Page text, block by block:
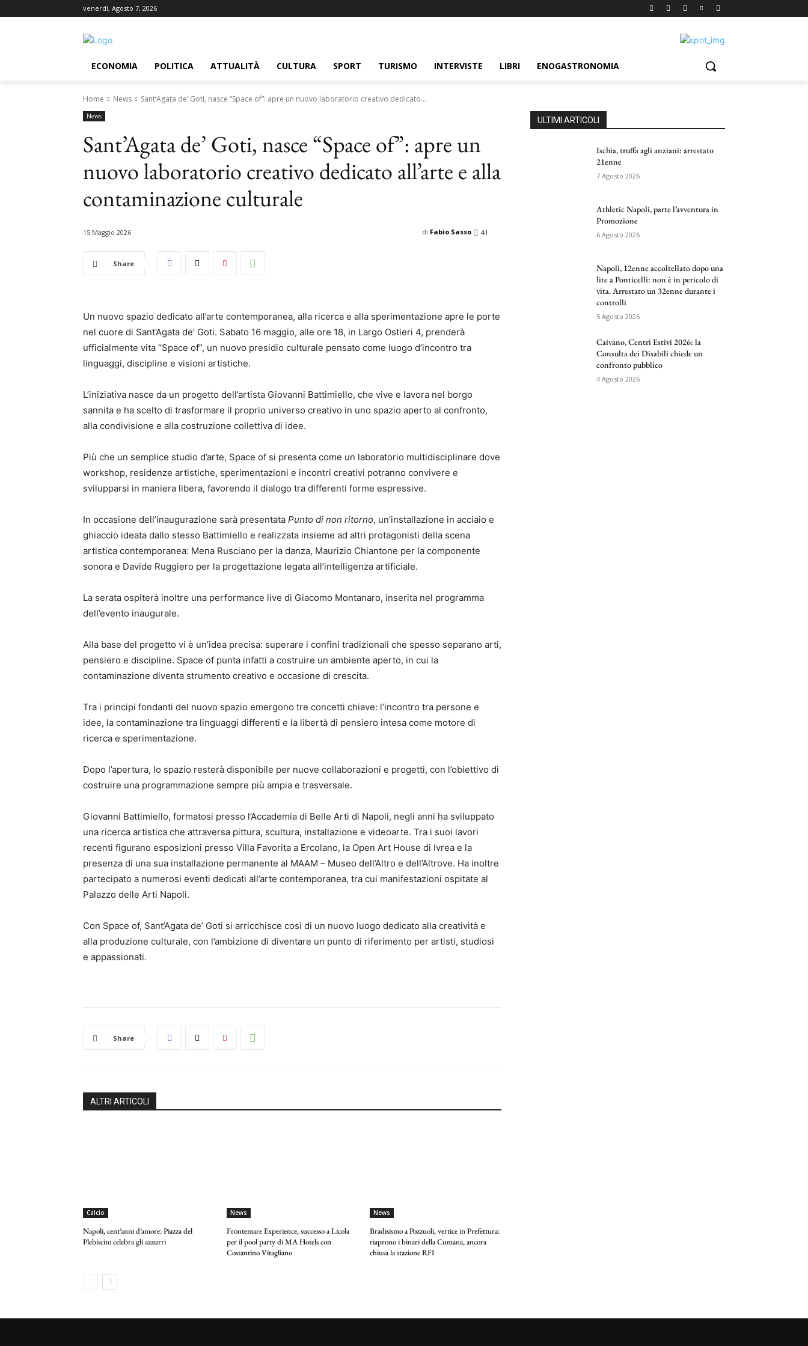
venerdì, Agosto 7, 2026
ECONOMIA POLITICA ATTUALITÀ CULTURA SPORT TURISMO INTERVISTE LIBRI ENOGASTRONOMIA
Home News Sant’Agata de’ Goti, nasce “Space of”: apre un nuovo laboratorio creativo dedicato...
News
Sant’Agata de’ Goti, nasce “Space of”: apre un
nuovo laboratorio creativo dedicato all’arte e alla
contaminazione culturale
15 Maggio 2026 41
di Fabio Sasso
Share
Un nuovo spazio dedicato all’arte contemporanea, alla ricerca e alla sperimentazione apre le porte
nel cuore di Sant’Agata de’ Goti. Sabato 16 maggio, alle ore 18, in Largo Ostieri 4, prenderà
ufficialmente vita “Space of”, un nuovo presidio culturale pensato come luogo d’incontro tra
linguaggi, discipline e visioni artistiche.
L’iniziativa nasce da un progetto dell’artista Giovanni Battimiello, che vive e lavora nel borgo
sannita e ha scelto di trasformare il proprio universo creativo in uno spazio aperto al confronto,
alla condivisione e alla costruzione collettiva di idee.
Più che un semplice studio d’arte, Space of si presenta come un laboratorio multidisciplinare dove
workshop, residenze artistiche, sperimentazioni e incontri creativi potranno convivere e
svilupparsi in maniera libera, favorendo il dialogo tra differenti forme espressive.
In occasione dell’inaugurazione sarà presentata Punto di non ritorno, un’installazione in acciaio e
ghiaccio ideata dallo stesso Battimiello e realizzata insieme ad altri protagonisti della scena
artistica contemporanea: Mena Rusciano per la danza, Maurizio Chiantone per la componente
sonora e Davide Ruggiero per la progettazione legata all’intelligenza artificiale.
La serata ospiterà inoltre una performance live di Giacomo Montanaro, inserita nel programma
dell’evento inaugurale.
Alla base del progetto vi è un’idea precisa: superare i confini tradizionali che spesso separano arti,
pensiero e discipline. Space of punta infatti a costruire un ambiente aperto, in cui la
contaminazione diventa strumento creativo e occasione di crescita.
Tra i principi fondanti del nuovo spazio emergono tre concetti chiave: l’incontro tra persone e
idee, la contaminazione tra linguaggi differenti e la libertà di pensiero intesa come motore di
ricerca e sperimentazione.
Dopo l’apertura, lo spazio resterà disponibile per nuove collaborazioni e progetti, con l’obiettivo di
costruire una programmazione sempre più ampia e trasversale.
Giovanni Battimiello, formatosi presso l’Accademia di Belle Arti di Napoli, negli anni ha sviluppato
una ricerca artistica che attraversa pittura, scultura, installazione e videoarte. Tra i suoi lavori
recenti figurano esposizioni presso Villa Favorita a Ercolano, la Open Art House di Ivrea e la
presenza di una sua installazione permanente al MAAM – Museo dell’Altro e dell’Altrove. Ha inoltre
partecipato a numerosi eventi dedicati all’arte contemporanea, tra cui manifestazioni ospitate al
Palazzo delle Arti Napoli.
Con Space of, Sant’Agata de’ Goti si arricchisce così di un nuovo luogo dedicato alla creatività e
alla produzione culturale, con l’ambizione di diventare un punto di riferimento per artisti, studiosi
e appassionati.
Share
ALTRI ARTICOLI
Calcio
Napoli, cent’anni d’amore: Piazza del
Plebiscito celebra gli azzurri
News
Frontemare Experience, successo a Licola
per il pool party di MA Hotels con
Costantino Vitagliano
News
Bradisismo a Pozzuoli, vertice in Prefettura:
riaprono i binari della Cumana, ancora
chiusa la stazione RFI
ULTIMI ARTICOLI
Ischia, truffa agli anziani: arrestato
21enne
7 Agosto 2026
Athletic Napoli, parte l’avventura in
Promozione
6 Agosto 2026
Napoli, 12enne accoltellato dopo una
lite a Ponticelli: non è in pericolo di
vita. Arrestato un 32enne durante i
controlli
5 Agosto 2026
Caivano, Centri Estivi 2026: la
Consulta dei Disabili chiede un
confronto pubblico
4 Agosto 2026